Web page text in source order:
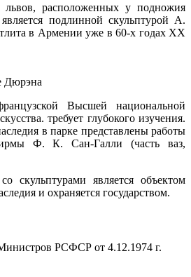
львов, расположенных у подножия
подлинной скульптурой А.
в Армении уже в 60-х годах XX
Дюрэна
Высшей национальной
требует глубокого изучения.
в парке представлены работы
фирмы Ф. К. Сан-Галли (часть ваз,
скульптурами является объектом
и охраняется государством.
РСФСР от 4.12.1974 г.